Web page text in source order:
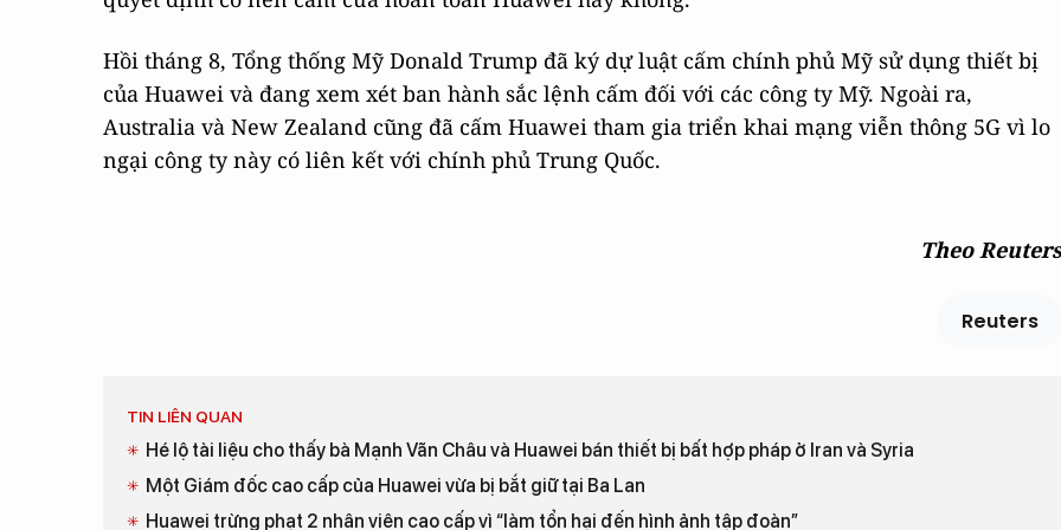
Hồi tháng 8, Tổng thống Mỹ Donald Trump đã ký dự luật cấm chính phủ Mỹ sử dụng thiết bị
của Huawei và đang xem xét ban hành sắc lệnh cấm đối với các công ty Mỹ. Ngoài ra,
Australia và New Zealand cũng đã cấm Huawei tham gia triển khai mạng viễn thông 5G vì lo
ngại công ty này có liên kết với chính phủ Trung Quốc.
Theo Reuters
Reuters
TIN LIÊN QUAN
Hé lộ tài liệu cho thấy bà Mạnh Vãn Châu và Huawei bán thiết bị bất hợp pháp ở Iran và Syria
Một Giám đốc cao cấp của Huawei vừa bị bắt giữ tại Ba Lan
Huawei trừng phạt 2 nhân viên cao cấp vì “làm tổn hại đến hình ảnh tập đoàn”